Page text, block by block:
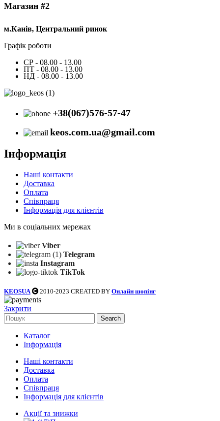
Магазин #2
м.Канів, Центральний ринок
Графік роботи
СР - 08.00 - 13.00
ПТ - 08.00 - 13.00
НД - 08.00 - 13.00
+38(067)576-57-47
keos.com.ua@gmail.com
Інформація
Наші контакти
Доставка
Оплата
Співпраця
Інформація для клієнтів
Ми в соціальних мережах
Viber
Telegram
Instagram
TikTok
KEOSUA 2010-2023 CREATED BY Онлайн шопінг
Закрити
Search
Каталог
Інформація
Наші контакти
Доставка
Оплата
Співпраця
Інформація для клієнтів
Акції та знижки